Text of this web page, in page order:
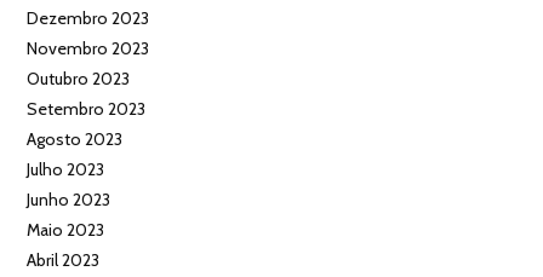
Dezembro 2023
Novembro 2023
Outubro 2023
Setembro 2023
Agosto 2023
Julho 2023
Junho 2023
Maio 2023
Abril 2023